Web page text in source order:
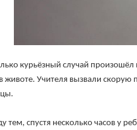
курьёзный случай
животе. Учителя вызвали
тем, спустя несколько часов у